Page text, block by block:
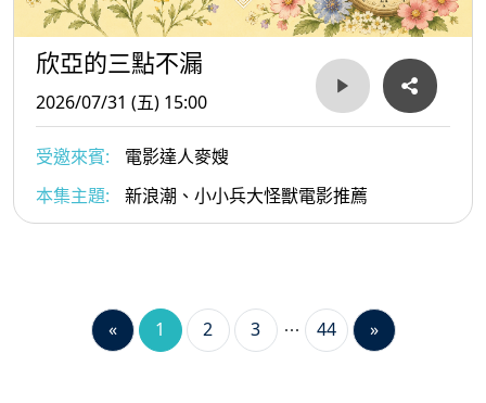
欣亞的三點不漏
2026/07/31 (五) 15:00
受邀來賓:
電影達人麥嫂
本集主題:
新浪潮、小小兵大怪獸電影推薦
« 1 2 3 44 »